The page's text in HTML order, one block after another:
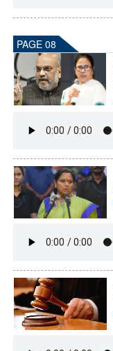
PAGE 08